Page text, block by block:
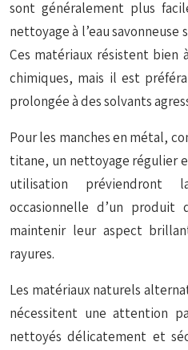
sont généralement plus
nettoyage à l’eau
Ces matériaux résistent bien
chimiques, mais il est
prolongée à des solvants
Pour les manches en métal,
titane, un nettoyage régulier
utilisation préviendront
occasionnelle d’un
maintenir leur aspect
rayures.
Les matériaux naturels
nécessitent une attention
nettoyés délicatement et